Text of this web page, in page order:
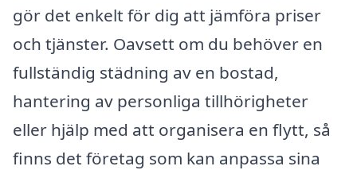
gör det enkelt för dig att jämföra priser
och tjänster. Oavsett om du behöver en
fullständig städning av en bostad,
hantering av personliga tillhörigheter
eller hjälp med att organisera en flytt, så
finns det företag som kan anpassa sina